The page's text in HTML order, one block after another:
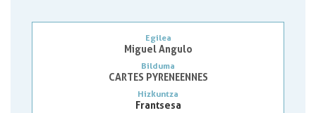
Egilea
Miguel Angulo
Bilduma
CARTES PYRENEENNES
Hizkuntza
Frantsesa